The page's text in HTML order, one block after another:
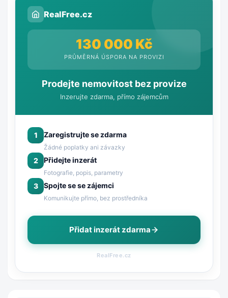
RealFree.cz
130 000 Kč
PRŮMĚRNÁ ÚSPORA NA PROVIZI
Prodejte nemovitost bez provize
Inzerujte zdarma, přímo zájemcům
1 Zaregistrujte se zdarma
Žádné poplatky ani závazky
2 Přidejte inzerát
Fotografie, popis, parametry
3 Spojte se se zájemci
Komunikujte přímo, bez prostředníka
Přidat inzerát zdarma
RealFree.cz